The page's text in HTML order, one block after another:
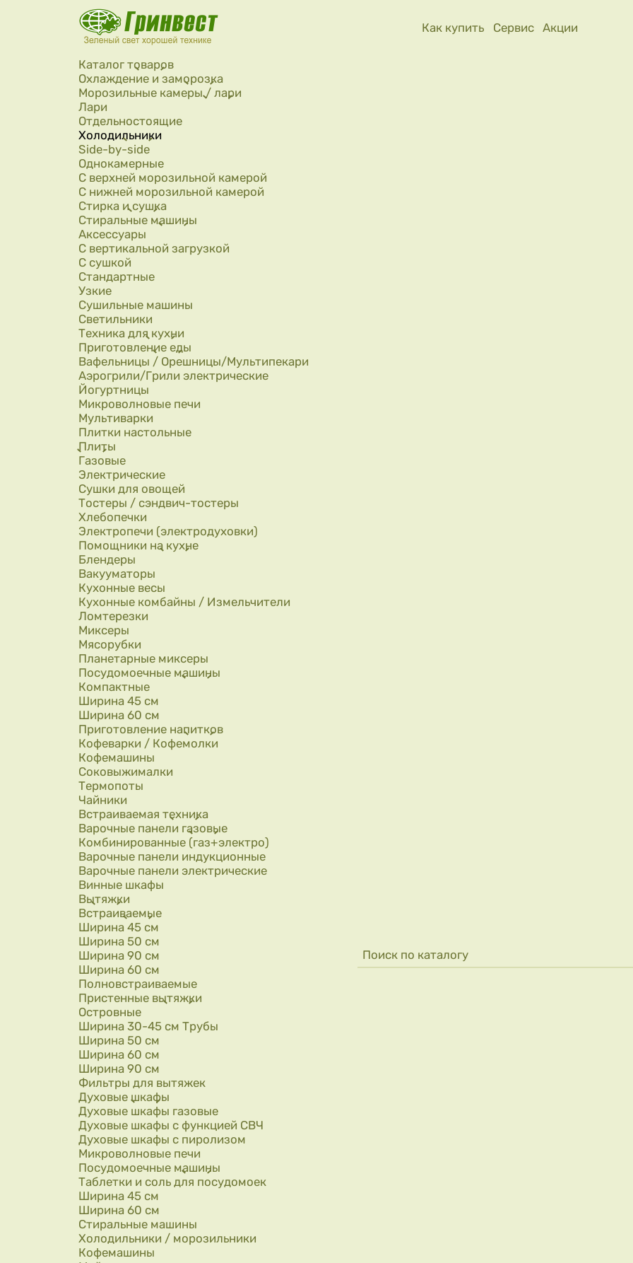
Перейти к основному содержанию
Как купить
Сервис Акции
Каталог товаров
Охлаждение и заморозка
Морозильные камеры / лари
Лари
Отдельностоящие
Холодильники
Side-by-side
Однокамерные
С верхней морозильной камерой
С нижней морозильной камерой
Стирка и сушка
Стиральные машины
Аксессуары
С вертикальной загрузкой
С сушкой
Стандартные
Узкие
Сушильные машины
Светильники
Техника для кухни
Приготовление еды
Вафельницы / Орешницы/Мультипекари
Аэрогрили/Грили электрические
Йогуртницы
Микроволновые печи
Мультиварки
Плитки настольные
Плиты
Газовые
Электрические
Сушки для овощей
Тостеры / сэндвич-тостеры
Хлебопечки
Электропечи (электродуховки)
Помощники на кухне
Блендеры
Вакууматоры
Кухонные весы
Кухонные комбайны / Измельчители
Ломтерезки
Миксеры
Мясорубки
Планетарные миксеры
Посудомоечные машины
Компактные
Ширина 45 см
Ширина 60 см
Приготовление напитков
Кофеварки / Кофемолки
Кофемашины
Соковыжималки
Термопоты
Чайники
Встраиваемая техника
Варочные панели газовые
Комбинированные (газ+электро)
Варочные панели индукционные
Варочные панели электрические
Винные шкафы
Вытяжки
Встраиваемые
Ширина 45 см
Ширина 50 см
Ширина 90 см
Ширина 60 см
Полновстраиваемые
Пристенные вытяжки
Островные
Ширина 30-45 см Трубы
Ширина 50 см
Ширина 60 см
Ширина 90 см
Фильтры для вытяжек
Духовые шкафы
Духовые шкафы газовые
Духовые шкафы с функцией СВЧ
Духовые шкафы с пиролизом
Микроволновые печи
Посудомоечные машины
Таблетки и соль для посудомоек
Ширина 45 см
Ширина 60 см
Стиральные машины
Холодильники / морозильники
Кофемашины
Форма поиска
Поиск